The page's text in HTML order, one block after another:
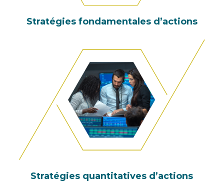
Stratégies fondamentales d’actions
Stratégies quantitatives d’actions